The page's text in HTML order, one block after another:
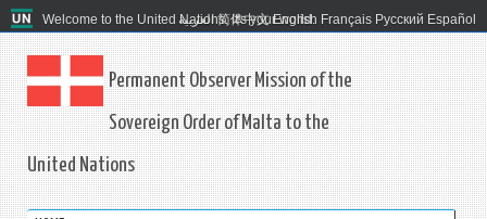
Welcome to the United Nations. It's your world.
العربية 简体中文 English Français Русский Español
Permanent Observer Mission of the
Sovereign Order of Malta to the
United Nations